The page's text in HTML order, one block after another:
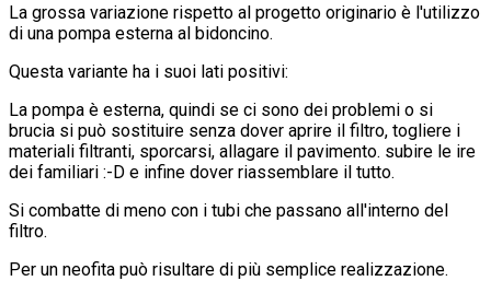
La grossa variazione rispetto al progetto originario è l'utilizzo
di una pompa esterna al bidoncino.
Questa variante ha i suoi lati positivi:
La pompa è esterna, quindi se ci sono dei problemi o si
brucia si può sostituire senza dover aprire il filtro, togliere i
materiali filtranti, sporcarsi, allagare il pavimento. subire le ire
dei familiari :-D e infine dover riassemblare il tutto.
Si combatte di meno con i tubi che passano all'interno del
filtro.
Per un neofita può risultare di più semplice realizzazione.